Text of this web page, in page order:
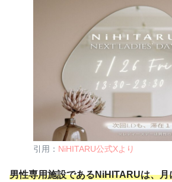
温度・水質
感想
外気浴｜静かな内気浴と
気浴を使い分ける
雰囲気
席数
感想
引用： NiHITARU公式Xより
男性専用施設であるNiHITARUは、